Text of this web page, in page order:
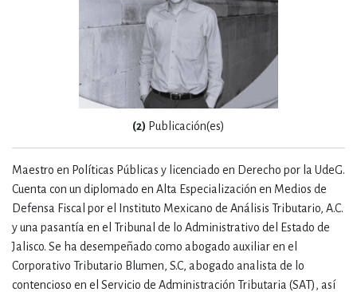
Maestro en Políticas Públicas y licenciado en Derecho por la UdeG.
Cuenta con un diplomado en Alta Especialización en Medios de
Defensa Fiscal por el Instituto Mexicano de Análisis Tributario, A.C.
y una pasantía en el Tribunal de lo Administrativo del Estado de
Jalisco. Se ha desempeñado como abogado auxiliar en el
Corporativo Tributario Blumen, S.C, abogado analista de lo
contencioso en el Servicio de Administración Tributaria (SAT), así
(2) Publicación(es)